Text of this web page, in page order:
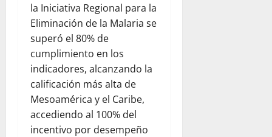
la Iniciativa Regional para la
Eliminación de la Malaria se
superó el 80% de
cumplimiento en los
indicadores, alcanzando la
calificación más alta de
Mesoamérica y el Caribe,
accediendo al 100% del
incentivo por desempeño